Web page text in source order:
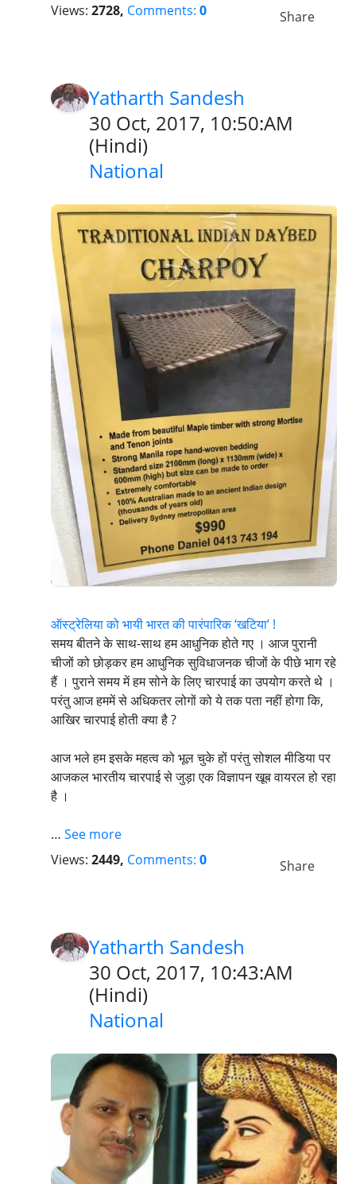
Views: 2728, Comments: 0 Share
Yatharth Sandesh
30 Oct, 2017, 10:50:AM
(Hindi)
National
ऑस्ट्रेलिया को भायी भारत की पारंपारिक ‘खटिया’ !
समय बीतने के साथ-साथ हम आधुनिक होते गए । आज पुरानी
चीजों को छोड़कर हम आधुनिक सुविधाजनक चीजों के पीछे भाग रहे
हैं । पुराने समय में हम सोने के लिए चारपाई का उपयोग करते थे ।
परंतु आज हममें से अधिकतर लोगों को ये तक पता नहीं होगा कि,
आखिर चारपाई होती क्या है ?
आज भले हम इसके महत्व को भूल चुके हों परंतु सोशल मीडिया पर
आजकल भारतीय चारपाई से जुड़ा एक विज्ञापन खूब वायरल हो रहा
है ।
… See more
Views: 2449, Comments: 0 Share
Yatharth Sandesh
30 Oct, 2017, 10:43:AM
(Hindi)
National